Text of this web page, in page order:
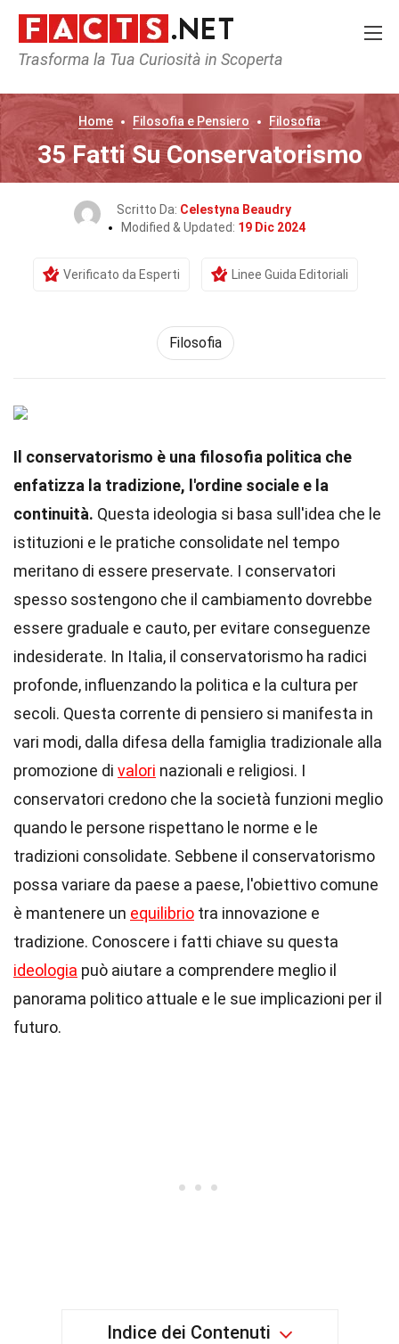
Trasforma la Tua Curiosità in Scoperta
Home Filosofia e Pensiero Filosofia
35 Fatti Su Conservatorismo
Scritto Da: Celestyna Beaudry
Modified & Updated: 19 Dic 2024
Verificato da Esperti Linee Guida Editoriali
Filosofia
Il conservatorismo è una filosofia politica che
enfatizza la tradizione, l'ordine sociale e la
continuità. Questa ideologia si basa sull'idea che le
istituzioni e le pratiche consolidate nel tempo
meritano di essere preservate. I conservatori
spesso sostengono che il cambiamento dovrebbe
essere graduale e cauto, per evitare conseguenze
indesiderate. In Italia, il conservatorismo ha radici
profonde, influenzando la politica e la cultura per
secoli. Questa corrente di pensiero si manifesta in
vari modi, dalla difesa della famiglia tradizionale alla
promozione di valori nazionali e religiosi. I
conservatori credono che la società funzioni meglio
quando le persone rispettano le norme e le
tradizioni consolidate. Sebbene il conservatorismo
possa variare da paese a paese, l'obiettivo comune
è mantenere un equilibrio tra innovazione e
tradizione. Conoscere i fatti chiave su questa
ideologia può aiutare a comprendere meglio il
panorama politico attuale e le sue implicazioni per il
futuro.
Indice dei Contenuti